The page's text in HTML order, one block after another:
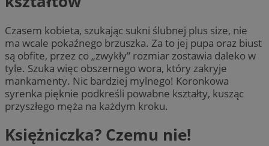
Czasem kobieta, szukając sukni ślubnej plus size, nie
ma wcale pokaźnego brzuszka. Za to jej pupa oraz biust
są obfite, przez co „zwykły” rozmiar zostawia daleko w
tyle. Szuka więc obszernego wora, który zakryje
mankamenty. Nic bardziej mylnego! Koronkowa
syrenka pięknie podkreśli powabne kształty, kusząc
przyszłego męża na każdym kroku.
Księżniczka? Czemu nie!